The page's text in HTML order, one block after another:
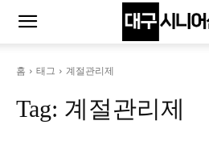
홈 태그 계절관리제
Tag: 계절관리제